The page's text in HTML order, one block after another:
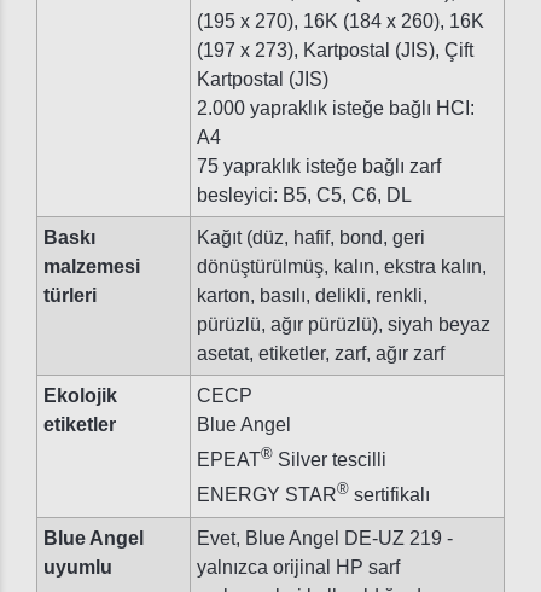
(195 x 270), 16K (184 x 260), 16K
(197 x 273), Kartpostal (JIS), Çift
Kartpostal (JIS)
2.000 yapraklık isteğe bağlı HCI:
A4
75 yapraklık isteğe bağlı zarf
besleyici: B5, C5, C6, DL
Baskı
malzemesi
türleri
Kağıt (düz, hafif, bond, geri
dönüştürülmüş, kalın, ekstra kalın,
karton, basılı, delikli, renkli,
pürüzlü, ağır pürüzlü), siyah beyaz
asetat, etiketler, zarf, ağır zarf
Ekolojik
etiketler
CECP
Blue Angel
EPEAT® Silver tescilli
ENERGY STAR® sertifikalı
Blue Angel
uyumlu
Evet, Blue Angel DE-UZ 219 -
yalnızca orijinal HP sarf